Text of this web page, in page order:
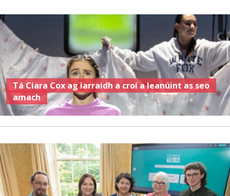
Tá Ciara Cox ag iarraidh a croí a leanúint as seo
amach